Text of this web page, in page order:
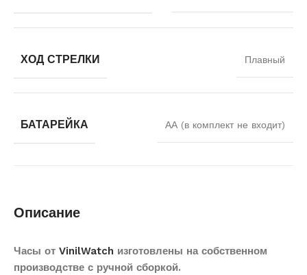
ХОД СТРЕЛКИ Плавный
БАТАРЕЙКА АА (в комплект не входит)
Описание
Часы от VinilWatch изготовлены на собственном
производстве с ручной сборкой.